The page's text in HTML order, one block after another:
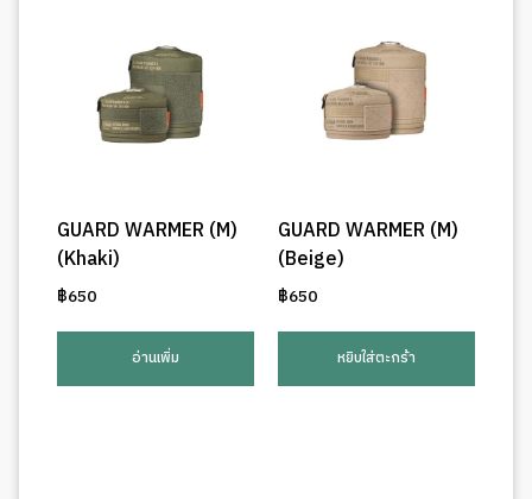
GUARD WARMER (M)
(Khaki)
฿650
อ่านเพิ่ม
GUARD WARMER (M)
(Beige)
฿650
หยิบใส่ตะกร้า